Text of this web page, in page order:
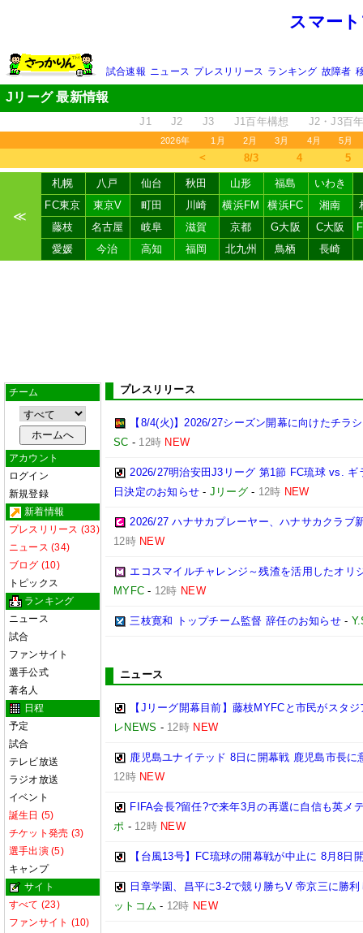
スマー
試合速報 ニュース プレスリリース ランキング 故障者
Jリーグ 最新情報
J1 J2 J3 J1百年構想 J2・J3百
2026年 1月 2月 3月 4月 5月
＜ 8/3 4 5
≪
札幌 八戸 仙台 秋田 山形 福島
いわき
FC東京
東京V 町田 川崎 横浜FM 横浜FC 湘南
藤枝
名古屋 岐阜 滋賀 京都 G大阪 C大阪
愛媛
今治 高知 福岡 北九州 鳥栖 長崎
チーム
アカウント
ログイン
新規登録
新着情報
プレスリリース (33)
ニュース (34)
ブログ (10)
トピックス
ランキング
ニュース
試合
ファンサイト
選手公式
著名人
日程
予定
試合
テレビ放送
ラジオ放送
イベント
誕生日 (5)
チケット発売 (3)
選手出演 (5)
キャンプ
サイト
すべて (23)
ファンサイト (10)
プレスリリース
【8/4(火)】2026/27シーズン開幕に向けたチラ
SC - 12時 NEW
2026/27明治安田J3リーグ 第1節 FC琉球 vs.
日決定のお知らせ - Jリーグ - 12時 NEW
2026/27 ハナサカプレーヤー、ハナサカクラブ
12時 NEW
エコスマイルチャレンジ～残渣を活用したオリ
MYFC - 12時 NEW
三枝寛和 トップチーム監督 辞任のお知らせ-
ニュース
【Jリーグ開幕目前】藤枝MYFCと市民がスタ
レNEWS - 12時 NEW
鹿児島ユナイテッド 8日に開幕戦 鹿児島市長に
12時 NEW
FIFA会長?留任?で来年3月の再選に自信も英メ
ポ - 12時 NEW
【台風13号】FC琉球の開幕戦が中止に 8月8日
日章学園、昌平に3-2で競り勝ちV 帝京三に勝
ットコム - 12時 NEW